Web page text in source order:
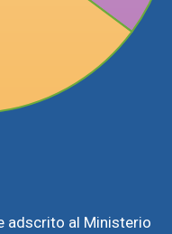
adscrito al Ministerio